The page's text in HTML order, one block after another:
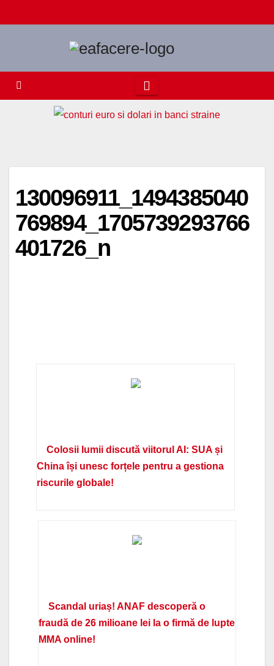
to
130096911_1494385040
769894_1705739293766
401726_n
Colosii lumii discută viitorul AI: SUA și
China își unesc forțele pentru a gestiona
riscurile globale!
Scandal uriaș! ANAF descoperă o
fraudă de 26 milioane lei la o firmă de lupte
MMA online!